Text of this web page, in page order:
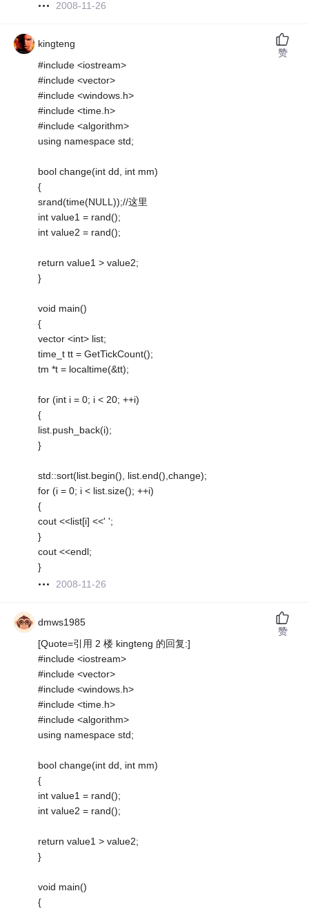
2008-11-26
kingteng
#include <iostream>
#include <vector>
#include <windows.h>
#include <time.h>
#include <algorithm>
using namespace std;
bool change(int dd, int mm)
{
srand(time(NULL));//这里
int value1 = rand();
int value2 = rand();
return value1 > value2;
}
void main()
{
vector <int> list;
time_t tt = GetTickCount();
tm *t = localtime(&tt);
for (int i = 0; i < 20; ++i)
{
list.push_back(i);
}
std::sort(list.begin(), list.end(),change);
for (i = 0; i < list.size(); ++i)
{
cout <<list[i] <<' ';
}
cout <<endl;
}
2008-11-26
赞
dmws1985
[Quote=引用 2 楼 kingteng 的回复:]
#include <iostream>
#include <vector>
#include <windows.h>
#include <time.h>
#include <algorithm>
using namespace std;
bool change(int dd, int mm)
{
int value1 = rand();
int value2 = rand();
return value1 > value2;
}
void main()
{
赞